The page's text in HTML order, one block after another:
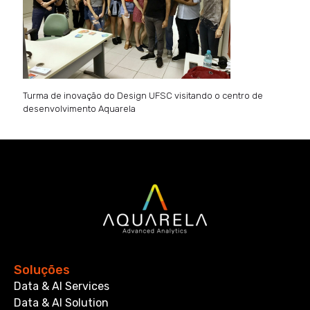
Turma de inovação do Design UFSC visitando o centro de
desenvolvimento Aquarela
Soluções
Data & AI Services
Data & AI Solution